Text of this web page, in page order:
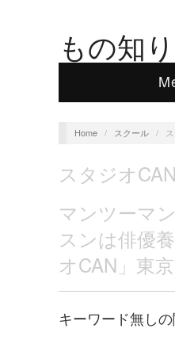
もの知
Home / スクール /
スタジオCAN
マンツーマ
スンは俳優
オCAN」東京
キーワード無し